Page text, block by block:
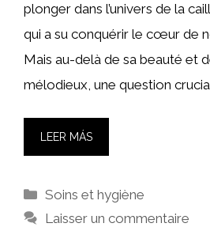
plonger dans l’univers de la
qui a su conquérir le cœur de
Mais au-delà de sa beauté et
mélodieux, une question
LEER MÁS
Catégories
Soins et hygiène
Laisser un commentaire